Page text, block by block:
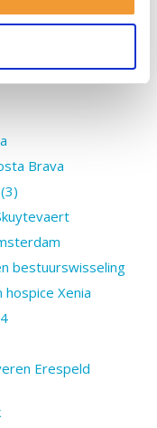
en Omstreken
Brava
bestuurswisseling
Xenia
Erespeld